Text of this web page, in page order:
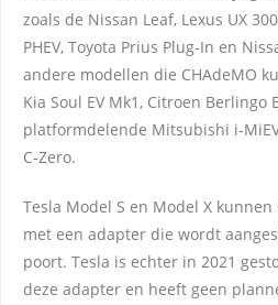
zoals de Nissan Leaf, Lexus UX
PHEV, Toyota Prius Plug-In en
andere modellen die CHAdeMO
Kia Soul EV Mk1, Citroen Berlingo
platformdelende Mitsubishi i-
C-Zero.
Tesla Model S en Model X
met een adapter die wordt
poort. Tesla is echter in 2021
deze adapter en heeft geen